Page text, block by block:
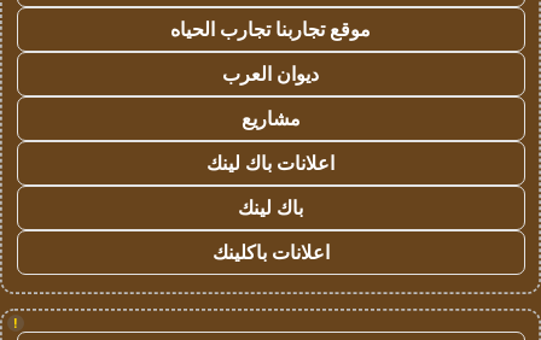
موقع تجاربنا تجارب الحياه
ديوان العرب
مشاريع
اعلانات باك لينك
باك لينك
اعلانات باكلينك
!